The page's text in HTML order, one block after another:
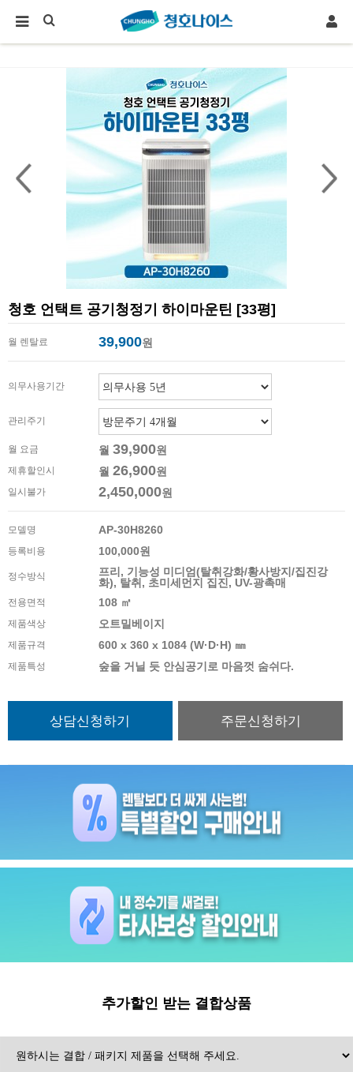
청호 언택트 공기청정기 하이마운틴 [33평]
월 렌탈료 39,900원
의무사용기간
관리주기
월 요금 월 39,900원
제휴할인시 월 26,900원
일시불가 2,450,000원
모델명 AP-30H8260
등록비용 100,000원
정수방식
프리, 기능성 미디엄(탈취강화/황사방지/집진강
화), 탈취, 초미세먼지 집진, UV-광촉매
전용면적 108 ㎡
제품색상 오트밀베이지
제품규격 600 x 360 x 1084 (W·D·H) ㎜
제품특성 숲을 거닐 듯 안심공기로 마음껏 숨쉬다.
추가할인 받는 결합상품